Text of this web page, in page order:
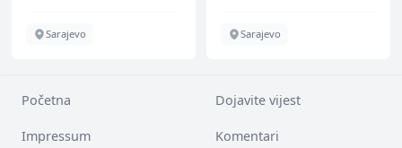
Sarajevo Sarajevo
Početna Dojavite vijest
Impressum Komentari